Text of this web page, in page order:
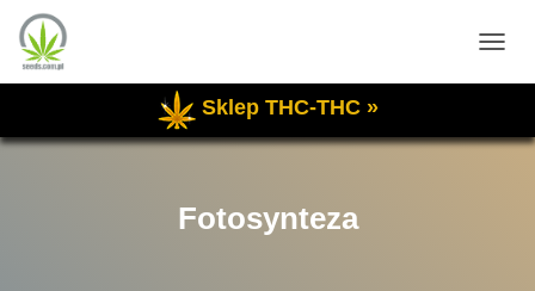
Sklep THC-THC »
Fotosynteza